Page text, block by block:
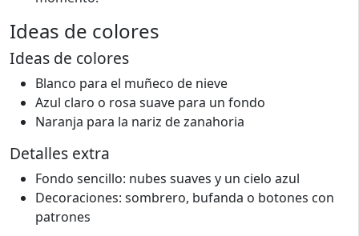
Ideas de colores
Ideas de colores
Blanco para el muñeco de nieve
Azul claro o rosa suave para un fondo
Naranja para la nariz de zanahoria
Detalles extra
Fondo sencillo: nubes suaves y un cielo azul
Decoraciones: sombrero, bufanda o botones con
patrones